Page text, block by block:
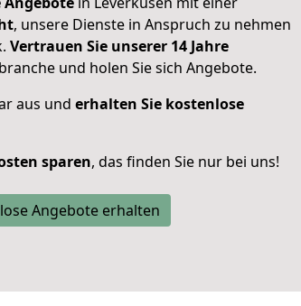
, unsere Dienste in Anspruch zu nehmen
Vertrauen Sie unserer 14 Jahre
und holen Sie sich Angebote.
aus und erhalten Sie kostenlose
sparen, das finden Sie nur bei uns!
Angebote erhalten